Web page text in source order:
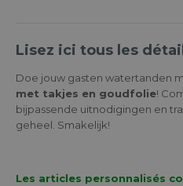
Lisez ici tous les
Doe jouw gasten watertanden
met takjes en goudfolie!
bijpassende uitnodigingen en
geheel. Smakelijk!
Les articles personnalisés